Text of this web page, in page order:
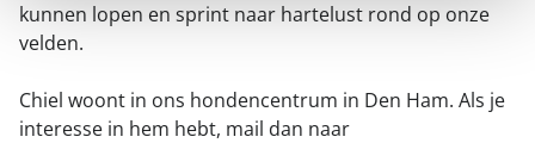
kunnen lopen en sprint naar hartelust rond op onze
velden.
Chiel woont in ons hondencentrum in Den Ham. Als je
interesse in hem hebt, mail dan naar